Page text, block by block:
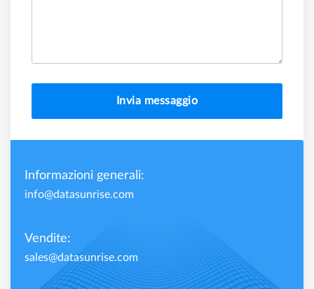
Invia messaggio
Informazioni generali:
info@datasunrise.com
Vendite:
sales@datasunrise.com